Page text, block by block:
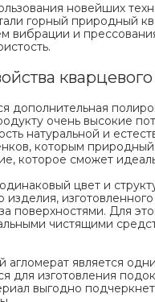
новейших
горный природный
вибрации и
кварцевого
дополнительная
очень высокие
натуральной и
которым
которое сможет
цвет и
поверхностями. Для
чистящими
агломерат является
для изготовления
выгодно